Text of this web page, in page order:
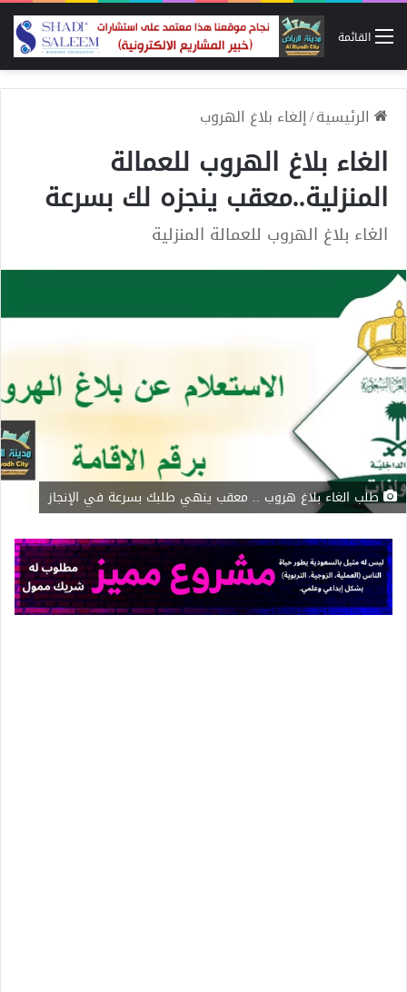
القائمة
الرئيسية/إلغاء بلاغ الهروب
الغاء بلاغ الهروب للعمالة
المنزلية..معقب ينجزه لك بسرعة
الغاء بلاغ الهروب للعمالة المنزلية
طلب الغاء بلاغ هروب .. معقب ينهي طلبك بسرعة في الإنجاز